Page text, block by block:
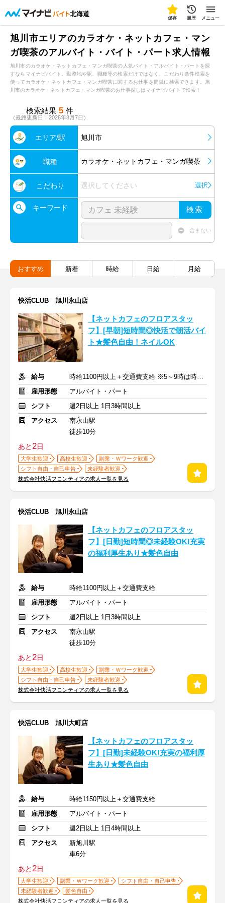
北海道
保存 履歴 メニュー
旭川市エリアのカラオケ・ネットカフェ・マン
ガ喫茶のアルバイト・バイト・パート求人情報
旭川市のカラオケ・ネットカフェ・マンガ喫茶の人気バイト・アルバイト・パートを探
すならマイナビバイト。勤務地や駅、職種等の検索だけではなく、こだわり条件検索を
使ってカラオケ・ネットカフェ・マンガ喫茶に関するお仕事を簡単に検索できます。旭
川市のカラオケ・ネットカフェ・マンガ喫茶のお仕事探しはマイナビバイトで検索！
検索結果 5 件
（最終更新日：2026年8月7日）
エリア/駅 旭川市
職種 カラオケ・ネットカフェ・マンガ喫茶
こだわり 選択してください 選択
キーワード 検索
含まない
おすすめ 新着 時給 日給 月給
快活CLUB 旭川永山店
【ネットカフェのフロアスタッ
フ】[早朝]短時間◎快活で朝活バイ
ト★髪色自由！ネイルOK
給与
時給1100円以上＋交通費支給 ※5～9時は時給1150円
雇用形態
アルバイト・パート
シフト
週2日以上 1日3時間以上
アクセス
南永山駅
徒歩10分
あと2日
大学生歓迎 高校生歓迎
副業・Ｗワーク歓迎
シフト自由・自己申告
未経験者歓迎
株式会社快活フロンティアの求人一覧を見る
快活CLUB 旭川永山店
【ネットカフェのフロアスタッ
フ】[日勤]短時間◎未経験OK!充実
の福利厚生あり★髪色自由
給与
時給1100円以上＋交通費支給
雇用形態
アルバイト・パート
シフト
週2日以上 1日3時間以上
アクセス
南永山駅
徒歩10分
あと2日
大学生歓迎 高校生歓迎
副業・Ｗワーク歓迎
シフト自由・自己申告
未経験者歓迎
株式会社快活フロンティアの求人一覧を見る
快活CLUB 旭川大町店
【ネットカフェのフロアスタッ
フ】[日勤]未経験OK!充実の福利厚
生あり★髪色自由
給与
時給1150円以上＋交通費支給
雇用形態
アルバイト・パート
シフト
週2日以上 1日4時間以上
アクセス
新旭川駅
車6分
あと2日
大学生歓迎 副業・Ｗワーク歓迎
シフト自由・自己申告
未経験者歓迎
髪色自由
株式会社快活フロンティアの求人一覧を見る